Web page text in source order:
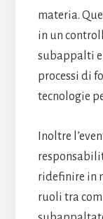
materia.
in un
subappalti e
processi di
tecnologie
Inoltre
ridefinire in
ruoli tra